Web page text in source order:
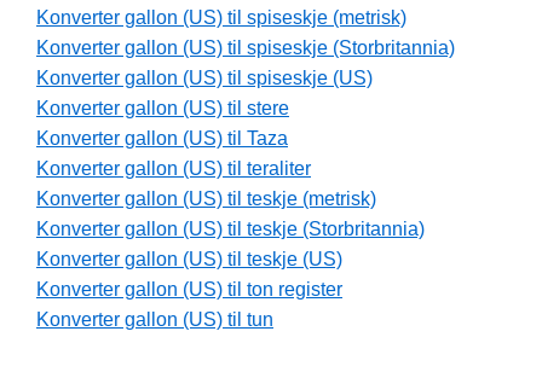
Konverter gallon (US) til spiseskje (metrisk)
Konverter gallon (US) til spiseskje (Storbritannia)
Konverter gallon (US) til spiseskje (US)
Konverter gallon (US) til stere
Konverter gallon (US) til Taza
Konverter gallon (US) til teraliter
Konverter gallon (US) til teskje (metrisk)
Konverter gallon (US) til teskje (Storbritannia)
Konverter gallon (US) til teskje (US)
Konverter gallon (US) til ton register
Konverter gallon (US) til tun